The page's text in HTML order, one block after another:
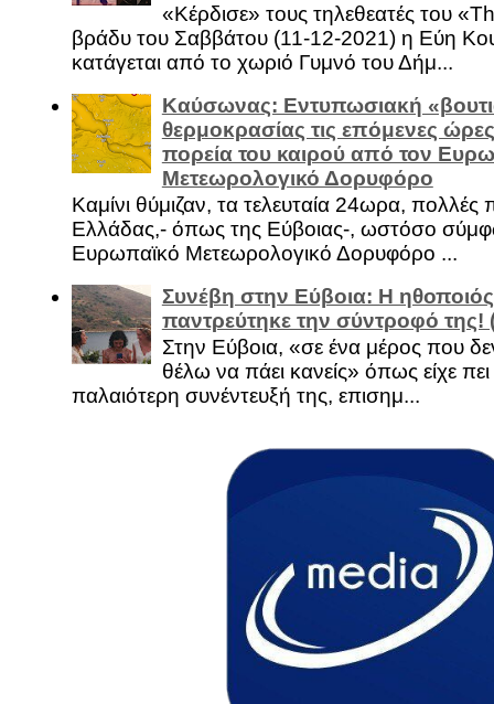
«Κέρδισε» τους τηλεθεατές του
βράδυ του Σαββάτου (11-12-2021) η Εύη
κατάγεται από το χωριό Γυμνό του Δήμ...
Καύσωνας: Εντυπωσιακή
θερμοκρασίας τις επόμενες
πορεία του καιρού από τον
Μετεωρολογικό Δορυφόρο
Καμίνι θύμιζαν, τα τελευταία 24ωρα, πολλές
Ελλάδας,- όπως της Εύβοιας-, ωστόσο
Ευρωπαϊκό Μετεωρολογικό Δορυφόρο ...
Συνέβη στην Εύβοια: Η
παντρεύτηκε την σύντροφό
Στην Εύβοια, «σε ένα μέρος που
θέλω να πάει κανείς» όπως είχε πει
παλαιότερη συνέντευξή της, επισημ...